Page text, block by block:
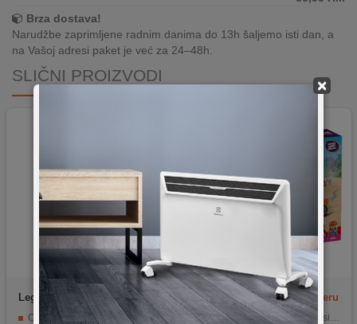
×
Brza dostava!
Narudžbe zaprimljene radnim danima do 13h šaljemo isti dan, a
na Vašoj adresi paket je već za 24–48h.
SLIČNI PROIZVODI
Lego Cvijeće lotos
Cvijeće lotos
Lego Pustolovina na skuteru
Pustolovina na skuteru sa psima surferima